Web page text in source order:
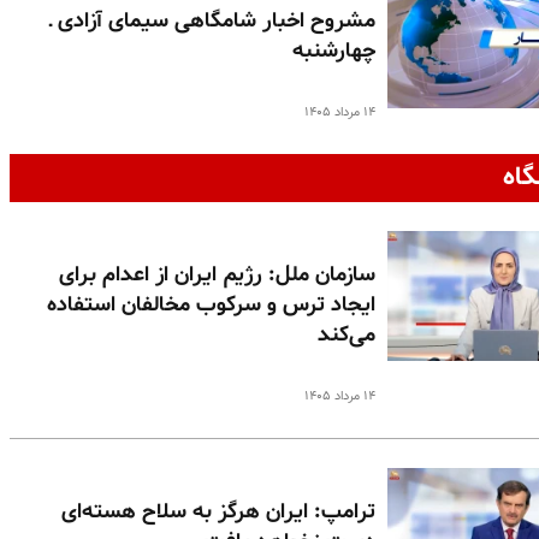
مشروح اخبار شامگاهی سیمای آزادی ـ
چهارشنبه
۱۴ مرداد ۱۴۰۵
سازمان ملل: رژیم ایران از اعدام برای
ایجاد ترس و سرکوب مخالفان استفاده
می‌کند
۱۴ مرداد ۱۴۰۵
ترامپ: ایران هرگز به سلاح هسته‌ای